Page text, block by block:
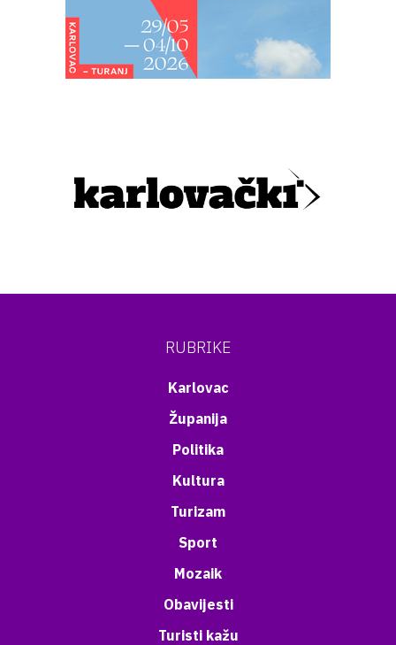
RUBRIKE
Karlovac
Županija
Politika
Kultura
Turizam
Sport
Mozaik
Obavijesti
Turisti kažu